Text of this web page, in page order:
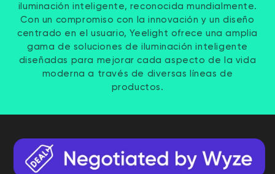
iluminación inteligente, reconocida mundialmente.
Con un compromiso con la innovación y un diseño
centrado en el usuario, Yeelight ofrece una amplia
gama de soluciones de iluminación inteligente
diseñadas para mejorar cada aspecto de la vida
moderna a través de diversas líneas de
productos.